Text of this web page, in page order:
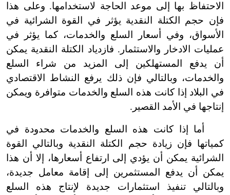
الاحتفاظ بها إلى موعد الحاجة لاستخدامها. وعلى هذا
فإن حجم الكتلة النقدية يؤثر في القوة الشرائية في
الأسواق، وفي أسعار السلع والخدمات، كما يؤثر في
عمليات الادخار والاستثمار. فازدياد الكتلة النقدية يمكن
أن يدفع المستهلكين إلى المزيد من شراء السلع
والخدمات، وبالتالي فإن ذلك يرفع النشاط الاقتصادي
في البلاد إذا كانت هذه السلع والخدمات متوافرة ويمكن
إنتاجها في الأمد القصير.
أما إذا كانت هذه السلع والخدمات محدودة في
كمياتها فإن زيادة حجم الكتلة النقدية وبالتالي القوة
الشرائية يمكن أن يؤدي إلى ارتفاع أسعارها، إلا أن هذا
يمكن أن يدفع المستثمرين إلى إقامة معامل جديدة،
وبالتالي تنفيذ استثمارات جديدة لإنتاج هذه السلع